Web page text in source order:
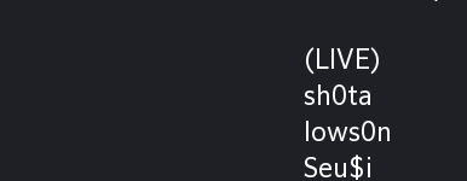
(LIVE)
sh0ta
lows0n
Seu$i